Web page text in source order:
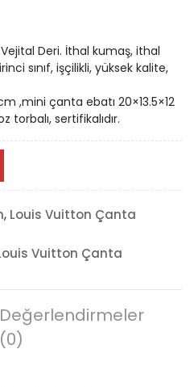
Deri. İthal kumaş, ithal
sınıf, işçilikli, yüksek kalite,
,mini çanta ebatı 20×13.5×12
torbalı, sertifikalıdır.
, Louis Vuitton Çanta
Vuitton Çanta
Değerlendirmeler
(0)